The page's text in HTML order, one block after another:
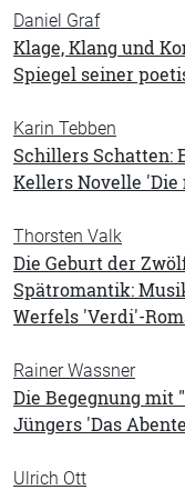
Daniel Graf
Klage, Klang und
Spiegel seiner
Karin Tebben
Schillers Schatten:
Kellers Novelle
Thorsten Valk
Die Geburt der
Spätromantik:
Werfels 'Verdi'-
Rainer Wassner
Die Begegnung mit
Jüngers 'Das
Ulrich Ott